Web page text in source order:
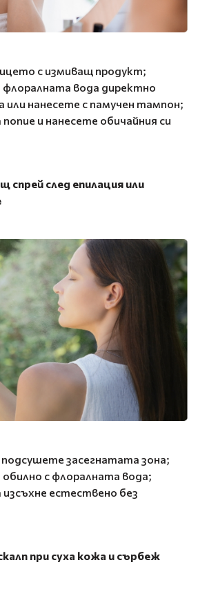
с измиващ продукт;
вода директно
или нанесете с памучен тампон;
и нанесете обичайния си
спрей след епилация или
засегнатата зона;
с флоралната вода;
естествено без
при суха кожа и сърбеж